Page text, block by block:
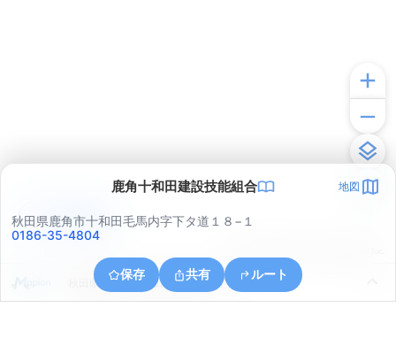
鹿角十和田建設技能組合 地図
秋田県鹿角市十和田毛馬内字下タ道１８−１
0186-35-4804
保存 共有 ルート
秋田県鹿角市十和田毛馬内字古下タ
アプリで見る